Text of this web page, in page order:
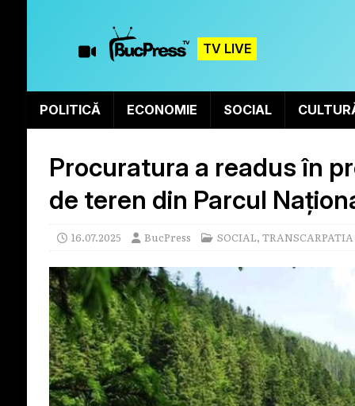
TV LIVE
POLITICĂ ECONOMIE SOCIAL
Procuratura a readus în
de teren din Parcul
16.07.2025 BucPress SOCIAL, TRANSCARPATIA